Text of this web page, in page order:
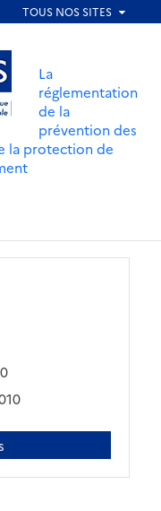
La
réglementation
de la
prévention des
la protection de